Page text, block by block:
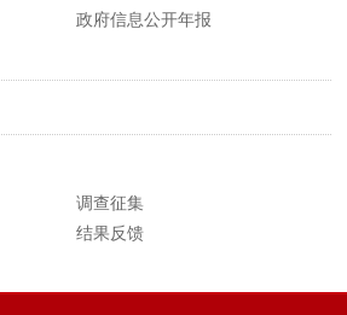
政府信息公开年报
调查征集
结果反馈